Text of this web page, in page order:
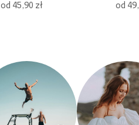
od 45,90 zł
od